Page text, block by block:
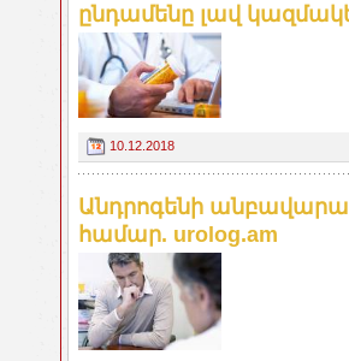
ընդամենը լավ
10.12.2018
Անդրոգենի
համար. urolog.am